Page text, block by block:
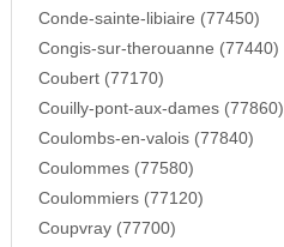
Conde-sainte-libiaire (77450)
Congis-sur-therouanne (77440)
Coubert (77170)
Couilly-pont-aux-dames (77860)
Coulombs-en-valois (77840)
Coulommes (77580)
Coulommiers (77120)
Coupvray (77700)